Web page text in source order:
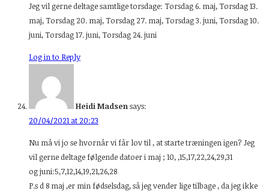
Jeg vil gerne deltage samtlige torsdage: Torsdag 6. maj, Torsdag 13.
maj, Torsdag 20. maj, Torsdag 27. maj, Torsdag 3. juni, Torsdag 10.
juni, Torsdag 17. juni, Torsdag 24. juni
Log in to Reply
Heidi Madsensays:
20/04/2021 at 20:23
Nu må vi jo se hvornår vi får lov til , at starte træningen igen? Jeg
vil gerne deltage følgende datoer i maj ; 10, ,15,17,22,24,29,31
og juni:5,7,12,14,19,21,26,28
P.s d 8 maj ,er min fødselsdag, så jeg vender lige tilbage , da jeg ikke